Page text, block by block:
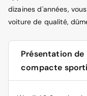
dizaines d'années,
voiture de qualité,
Présentation de
compacte